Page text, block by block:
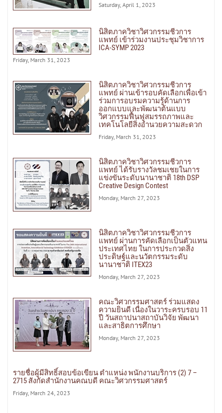
Saturday, April 1, 2023
นิสิตภาควิชาวิศวกรรมชีวการ
แพทย์ เข้าร่วมงานประชุมวิชาการ
ICA-SYMP 2023
Friday, March 31, 2023
นิสิตภาควิชาวิศวกรรมชีวการ
แพทย์ ผ่านเข้ารอบคัดเลือกเพื่อเข้า
ร่วมการอบรมความรู้ด้านการ
ออกแบบและพัฒนาต้นแบบ
วิศวกรรมฟื้นฟูสมรรถภาพและ
เทคโนโลยีสิ่งอำนวยความสะดวก
Friday, March 31, 2023
นิสิตภาควิชาวิศวกรรมชีวการ
แพทย์ ได้รับรางวัลชมเชยในการ
แข่งขันระดับนานาชาติ 18th DSP
Creative Design Contest
Monday, March 27, 2023
นิสิตภาควิชาวิศวกรรมชีวการ
แพทย์ ผ่านการคัดเลือกเป็นตัวแทน
ประเทศไทย ในการประกวดสิ่ง
ประดิษฐ์และนวัตกรรมระดับ
นานาชาติ ITEX23
Monday, March 27, 2023
คณะวิศวกรรมศาสตร์ ร่วมแสดง
ความยินดี เนื่องในวาระครบรอบ 11
ปี วันสถาปนาสถาบันวิจัย พัฒนา
และสาธิตการศึกษา
Monday, March 27, 2023
รายชื่อผู้มีสิทธิ์สอบข้อเขียน ตำแหน่ง พนักงานบริการ (2) 7 –
2715 สังกัดสํานักงานคณบดี คณะวิศวกรรมศาสตร์
Friday, March 24, 2023